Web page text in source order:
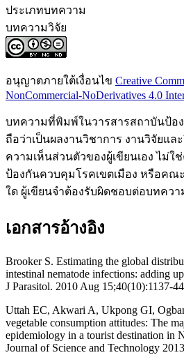
ประเภทบทความ
บทความวิจัย
อนุญาตภายใต้เงื่อนไข Creative
NonCommercial-NoDerivatives 4.0
บทความที่พิมพ์ในวารสารสถาบันป้อ
ถือว่าเป็นผลงานวิชาการ งานวิจัยแล
ความเห็นส่วนตัวของผู้เขียนเอง ไม่ใ
ป้องกันควบคุมโรคเขตเมือง หรือคณ
ใด ผู้เขียนจำต้องรับผิดชอบต่อบทคว
เอกสารอ้างอิง
Brooker S. Estimating the global
intestinal nematode infections: adding
J Parasitol. 2010 Aug 15;40(10):1137-
Uttah EC, Akwari A, Ukpong GI,
vegetable consumption attitudes: The
epidemiology in a tourist destination in
Journal of Science and Technology